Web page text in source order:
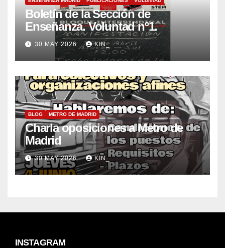
Boletín de la Sección de
Enseñanza. Voluntad nº1.
30 MAY 2026 KIN_
BLOG METRO DE MADRID
Charla oposiciones a Metro de
Madrid
30 MAY 2026 KIN_
INSTAGRAM